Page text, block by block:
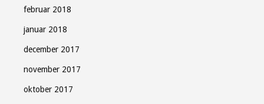
februar 2018
januar 2018
december 2017
november 2017
oktober 2017